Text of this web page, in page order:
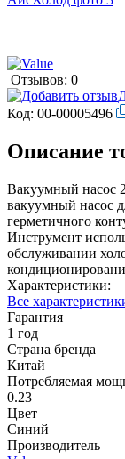
Отзывов: 0
Код: 00-00005496
Описание
Вакуумный насос
вакуумный насос
герметичного
Инструмент
обслуживании
Характеристики:
Все
Гарантия
1 год
Страна бренда
Китай
Потребляемая
0.23
Цвет
Синий
Производитель